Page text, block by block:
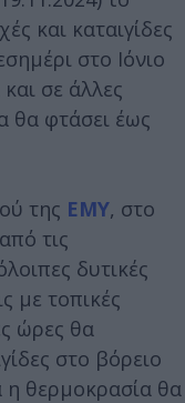
και καταιγίδες
στο Ιόνιο
σε άλλες
θα φτάσει έως
της ΕΜΥ, στο
τις
δυτικές
με τοπικές
ώρες θα
στο βόρειο
η θερμοκρασία θα